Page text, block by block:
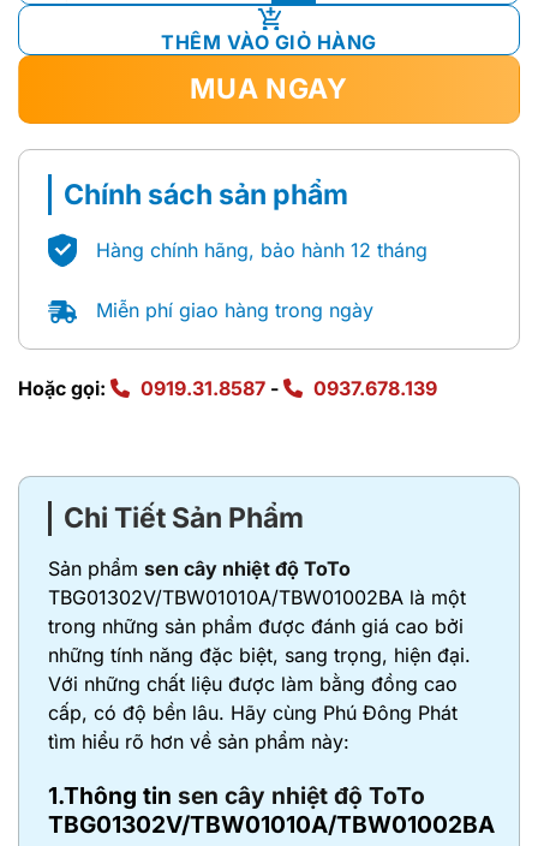
THÊM VÀO GIỎ HÀNG
MUA NGAY
Chính sách sản phẩm
Hàng chính hãng, bảo hành 12 tháng
Miễn phí giao hàng trong ngày
Hoặc gọi: 0919.31.8587 - 0937.678.139
Chi Tiết Sản Phẩm
Sản phẩm sen cây nhiệt độ ToTo
TBG01302V/TBW01010A/TBW01002BA là một
trong những sản phẩm được đánh giá cao bởi
những tính năng đặc biệt, sang trọng, hiện đại.
Với những chất liệu được làm bằng đồng cao
cấp, có độ bền lâu. Hãy cùng Phú Đông Phát
tìm hiểu rõ hơn về sản phẩm này:
1.Thông tin sen cây nhiệt độ ToTo
TBG01302V/TBW01010A/TBW01002BA